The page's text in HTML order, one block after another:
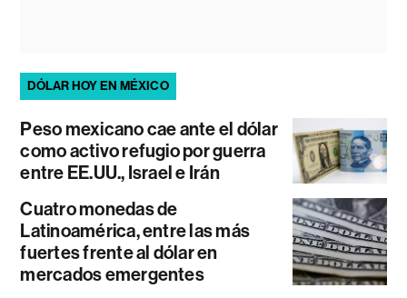
DÓLAR HOY EN MÉXICO
Peso mexicano cae ante el dólar
como activo refugio por guerra
entre EE.UU., Israel e Irán
Cuatro monedas de
Latinoamérica, entre las más
fuertes frente al dólar en
mercados emergentes